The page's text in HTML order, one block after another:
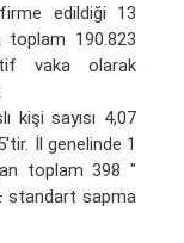
edildiği 13
toplam 190.823
vaka olarak
kişi sayısı 4,07
İl genelinde 1
toplam 398 "
standart sapma